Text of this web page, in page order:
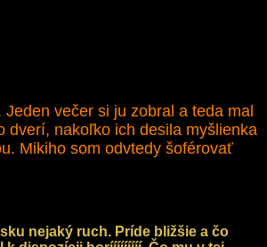
večer si ju zobral a teda mal
dverí, nakoľko ich desila myšlienka
Mikiho som odvtedy šoférovať
nejaký ruch. Príde bližšie a čo